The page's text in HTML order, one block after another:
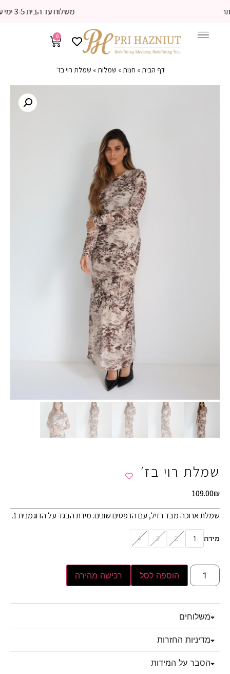
0
דף הבית» חנות» שמלות» שמלת רוי בז׳
שמלת רוי בז׳
109.00₪
שמלת ארוכה מבד רזיל, עם הדפסים שונים. מידת הבגד על הדוגמנית 1.
מידה 1
2
3
4
הוספה לסל רכישה מהירה
משלוחים
מדיניות החזרות
הסבר על המידות